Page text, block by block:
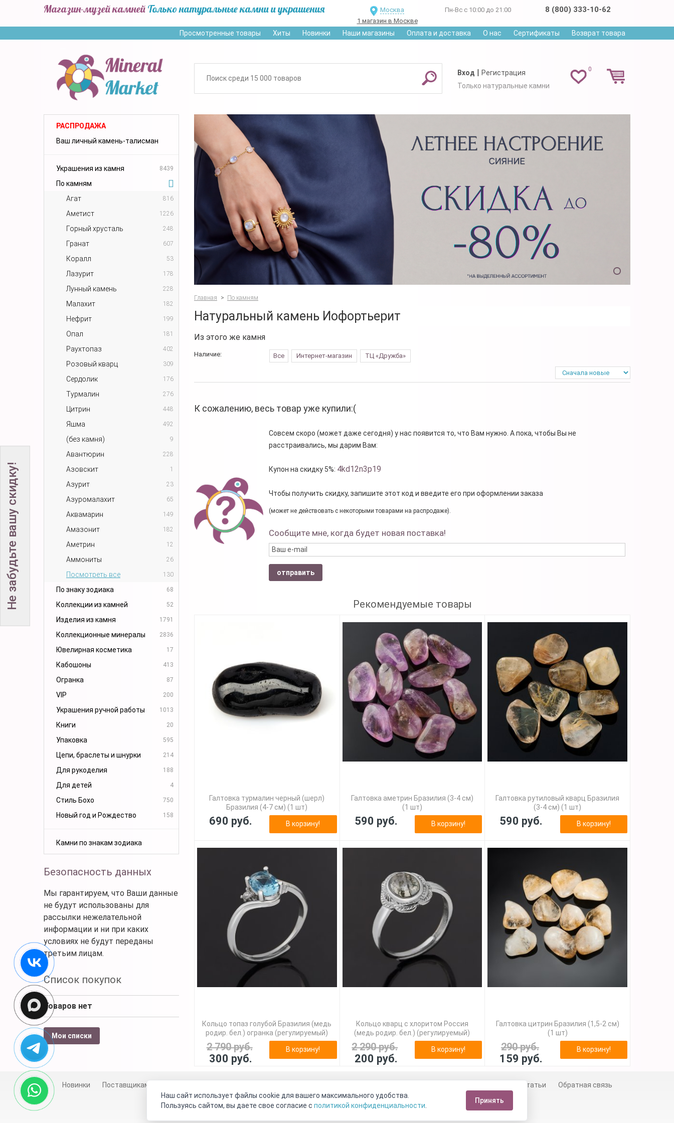
Магазин-музей камней Только натуральные камни и украшения
Москва
1 магазин в Москве
Пн-Вс с 10:00 до 21:00 8 (800) 333-10-62
Просмотренные товары Хиты Новинки Наши магазины Оплата и доставка О нас Сертификаты Возврат товара
0
Вход | Регистрация
Только натуральные камни
РАСПРОДАЖА
Ваш личный камень-талисман
Украшения из камня 8439
По камням
Агат
816
Аметист 1226
Горный хрусталь 248
Гранат 607
Коралл 53
Лазурит 178
Лунный камень 228
Малахит 182
Нефрит 199
Опал 181
Раухтопаз 402
Розовый кварц 309
Сердолик 176
Турмалин 276
Цитрин 448
Яшма 492
(без камня) 9
Авантюрин 228
Азовскит 1
Азурит 23
Азуромалахит 65
Аквамарин 149
Амазонит 182
Аметрин 12
Аммониты 26
Посмотреть все 130
По знаку зодиака 68
Коллекции из камней 52
Изделия из камня 1791
Коллекционные минералы 2836
Ювелирная косметика 17
Кабошоны 413
Огранка 87
VIP 200
Украшения ручной работы 1013
Книги 20
Упаковка 595
Цепи, браслеты и шнурки 214
Для рукоделия 188
Для детей 4
Стиль Бохо 750
Новый год и Рождество 158
Камни по знакам зодиака
Безопасность данных
Мы гарантируем, что Ваши данные
не будут использованы для
рассылки нежелательной
информации и ни при каких
условиях не будут переданы
третьим лицам.
Список покупок
Товаров нет
Мои списки
Главная > По камням
Натуральный камень Иофортьерит
Из этого же камня
Наличие: Все Интернет-магазин ТЦ «Дружба»
К сожалению, весь товар уже купили:(
Совсем скоро (может даже сегодня) у нас появится то, что Вам нужно. А пока, чтобы Вы не
расстраивались, мы дарим Вам:
Купон на скидку 5%: 4kd12n3p19
Чтобы получить скидку, запишите этот код и введите его при оформлении заказа
(может не действовать с некоторыми товарами на распродаже).
Сообщите мне, когда будет новая поставка!
отправить
Рекомендуемые товары
Галтовка турмалин черный (шерл)
Бразилия (4-7 см) (1 шт)
690 руб. В корзину!
Галтовка аметрин Бразилия (3-4 см)
(1 шт)
590 руб. В корзину!
Галтовка рутиловый кварц Бразилия
(3-4 см) (1 шт)
590 руб. В корзину!
Кольцо топаз голубой Бразилия (медь
родир. бел.) огранка (регулируемый)
2 790 руб.
300 руб.
В корзину!
Кольцо кварц с хлоритом Россия
(медь родир. бел.) (регулируемый)
2 290 руб.
200 руб.
В корзину!
Галтовка цитрин Бразилия (1,5-2 см)
(1 шт)
290 руб.
159 руб.
В корзину!
Не забудьте вашу скидку!
Новинки Поставщикам Статьи
Обратная связь
Видео о камнях
СОУТ Телеграм Max
Наш сайт использует файлы cookie для вашего максимального удобства.
Пользуясь сайтом, вы даете свое согласие с политикой конфиденциальности
Принять